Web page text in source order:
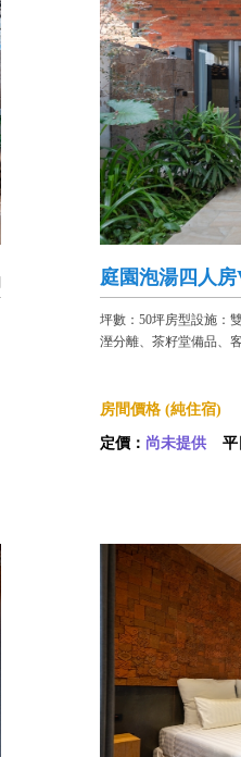
庭園泡湯四人
坪數：50坪房型設施：
溼分離、茶籽堂備品、
房間價格 (純住宿)
定價： 尚未提供 平